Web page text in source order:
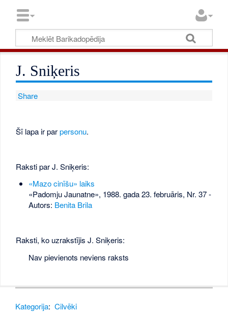
J. Sniķeris
Share
Šī lapa ir parpersonu.
Raksti par J. Sniķeris:
«Mazo cinīšu» laiks
«Padomju Jaunatne», 1988. gada 23. februāris, Nr. 37-
Autors: Benita Brila
Raksti, ko uzrakstījis J. Sniķeris:
Nav pievienots neviens raksts
Kategorija: Cilvēki